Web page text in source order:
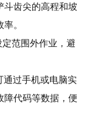
斗齿尖的高程和坡
。
范围外作业，避
通过手机或电脑实
障代码等数据，便